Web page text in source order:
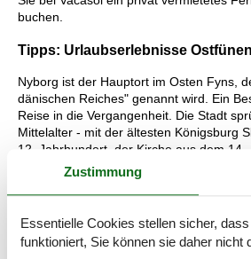
buchen.
Tipps: Urlaubserlebnisse Ostfünen
Nyborg ist der Hauptort im Osten Fyns,
dänischen Reiches" genannt wird. Ein
Reise in die Vergangenheit. Die Stadt
Mittelalter - mit der ältesten Königsburg
12. Jahrhundert, der Kirche aus dem 14.
Überresten aus den Schwedenkriegen in
Hitorisch Interessierte können an
schönen alten Kleinstadt gibt es
und Galerien, und im Bürgermeisterhaus
Museum untergebracht. Nyborg hat auch
Spielplätze und Parks und eine
Zustimmung
Essentielle Cookies stellen sicher,
funktioniert, Sie können sie daher nicht